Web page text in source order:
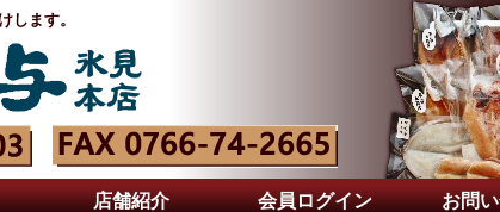
します。
店舗紹介 会員ログイン お問